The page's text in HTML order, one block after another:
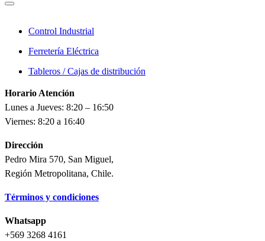
Control Industrial
Ferretería Eléctrica
Tableros / Cajas de distribución
Horario Atención
Lunes a Jueves: 8:20 – 16:50
Viernes: 8:20 a 16:40
Dirección
Pedro Mira 570, San Miguel,
Región Metropolitana, Chile.
Términos y condiciones
Whatsapp
+569 3268 4161